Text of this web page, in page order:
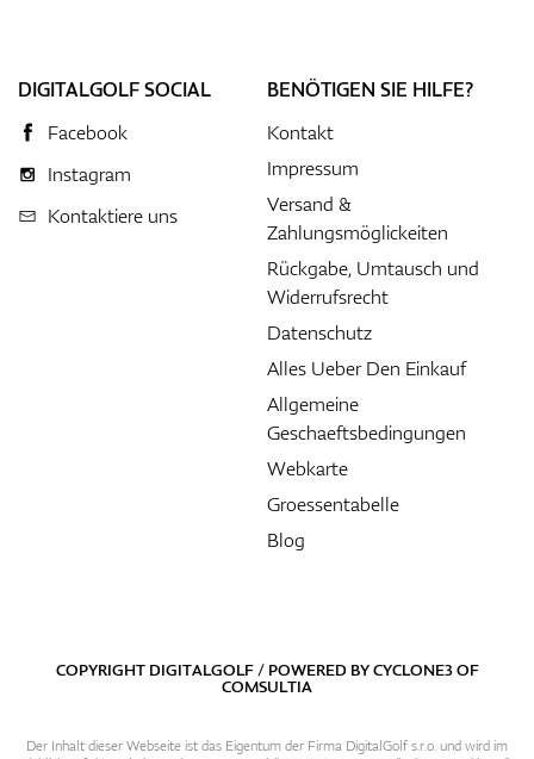
DIGITALGOLF SOCIAL
Facebook
Instagram
Kontaktiere uns
BENÖTIGEN SIE HILFE?
Kontakt
Impressum
Versand &
Zahlungsmöglickeiten
Rückgabe, Umtausch und
Widerrufsrecht
Datenschutz
Alles Ueber Den Einkauf
Allgemeine
Geschaeftsbedingungen
Webkarte
Groessentabelle
Blog
COPYRIGHT DIGITALGOLF / POWERED BYCYCLONE3OF
COMSULTIA
Der Inhalt dieser Webseite ist das Eigentum der Firma DigitalGolf s.r.o. und wird im